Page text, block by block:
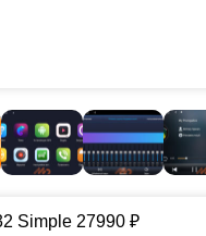
Simple 27990 ₽